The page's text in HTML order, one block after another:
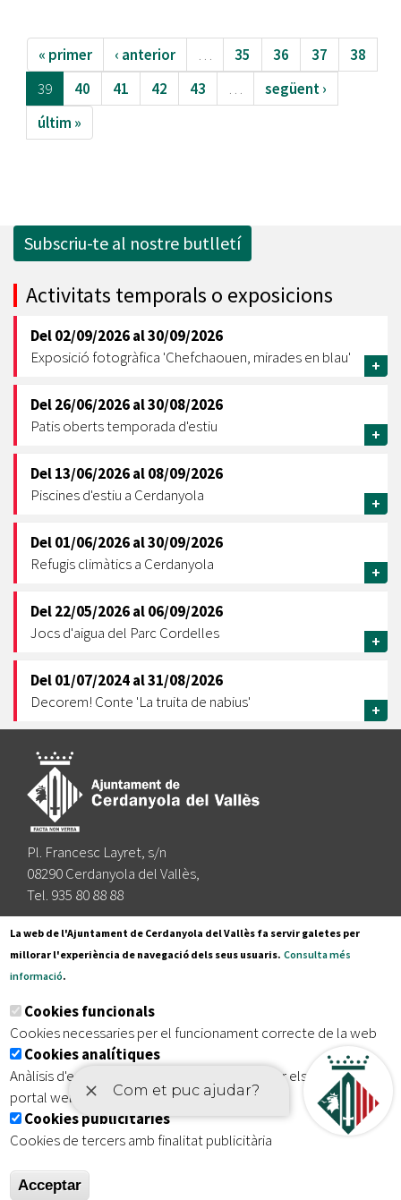
« primer ‹ anterior … 35 36 37
38
39
40 41 42 43 …
següent ›
últim »
Subscriu-te al nostre butlletí
Activitats temporals o exposicions
Del02/09/2026al30/09/2026
Exposició fotogràfica 'Chefchaouen, mirades en blau'
+
Del26/06/2026al30/08/2026
Patis oberts temporada d'estiu
+
Del13/06/2026al08/09/2026
Piscines d'estiu a Cerdanyola
+
Del01/06/2026al30/09/2026
Refugis climàtics a Cerdanyola
+
Del22/05/2026al06/09/2026
Jocs d'aigua del Parc Cordelles
+
Del01/07/2024al31/08/2026
Decorem! Conte 'La truita de nabius'
+
Pl. Francesc Layret, s/n
08290 Cerdanyola del Vallès,
Tel. 935 80 88 88
Segueix-nos a:
Subscriu-te al nostre butlletí
Inici | Avís legal | Protecció de dades Mapa del lloc
| Accessibilitat
La web de l'Ajuntament de Cerdanyola del Vallès fa servir galetes per
millorar l'experiència de navegació dels seus usuaris. Consulta més
informació.
Cookies funcionals
Cookies necessaries per el funcionament correcte de la web
Cookies analítiques
Anàlisis d'estadístiques que permeten millorar els serveis del
portal web
Cookies publicitàries
Cookies de tercers amb finalitat publicitària
Acceptar